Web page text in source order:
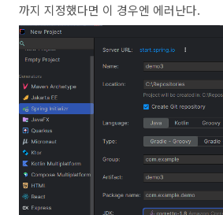
까지 지정했다면 이 경우엔 에러난다.